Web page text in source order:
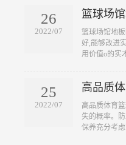
26
2022/07
篮球场
篮球场馆地
好,能够改进
用价值o的实
25
2022/07
高品质
高品质体育
失的概率。
保养充分考